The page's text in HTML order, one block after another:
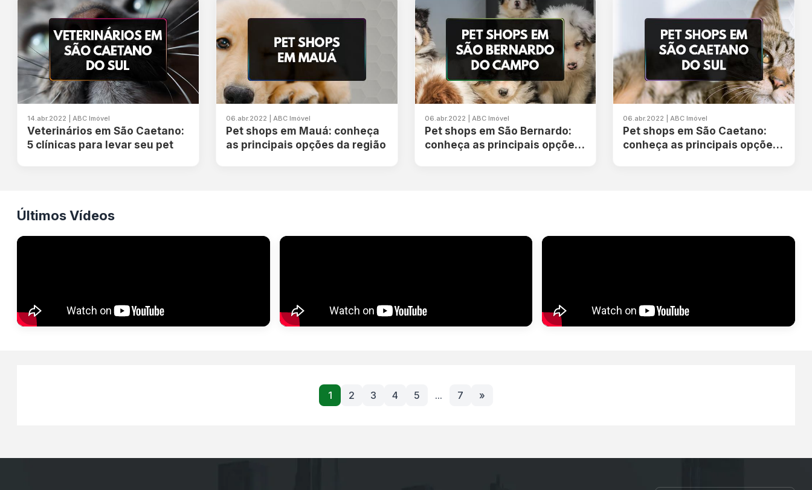
14.abr.2022 | ABC Imóvel
Veterinários em São Caetano:
5 clínicas para levar seu pet
06.abr.2022 | ABC Imóvel
Pet shops em Mauá: conheça
as principais opções da região
06.abr.2022 | ABC Imóvel
Pet shops em São Bernardo:
conheça as principais opções
06.abr.2022 | ABC Imóvel
Pet shops em São Caetano:
conheça as principais opções
Últimos Vídeos
1 2 3 4 5 ... 7 »